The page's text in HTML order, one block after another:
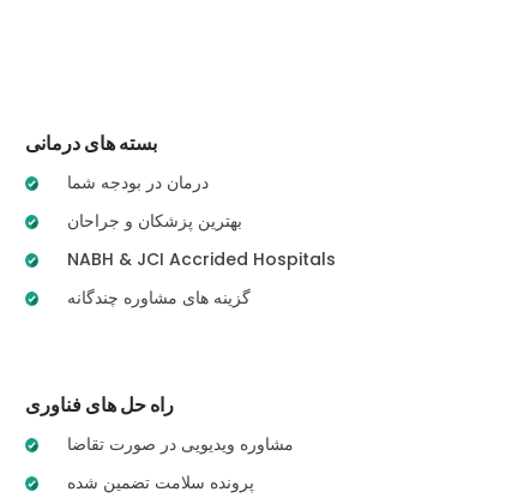
بسته های درمانی
درمان در بودجه شما
بهترین پزشکان و جراحان
NABH & JCI Accrided Hospitals
گزینه های مشاوره چندگانه
راه حل های فناوری
مشاوره ویدیویی در صورت تقاضا
پرونده سلامت تضمین شده